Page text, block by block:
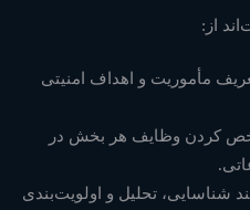
از:
مأموریت و اهداف امنیتی
کردن وظایف هر بخش در
شناسایی، تحلیل و اولویت‌بندی